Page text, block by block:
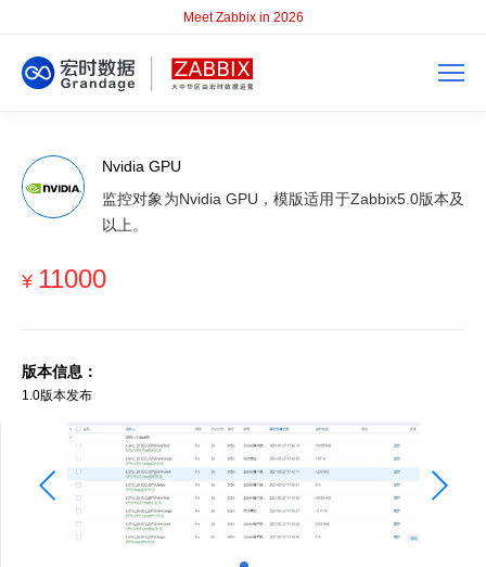
Meet Zabbix in 2026
Nvidia GPU
监控对象为Nvidia GPU，模版适用于Zabbix5.0版本及
以上。
¥ 11000
版本信息：
1.0版本发布